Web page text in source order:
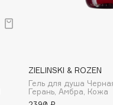
ZIELINSKI & ROZEN
Гель для душа
Герань, Амбра, Кожа